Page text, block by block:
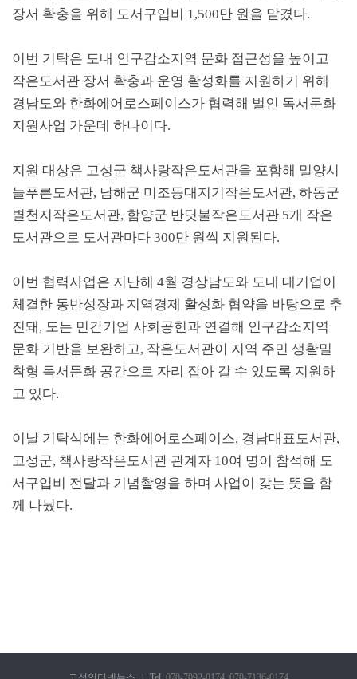
장서 확충을 위해 도서구입비 1,500만 원을 맡겼다.
이번 기탁은 도내 인구감소지역 문화 접근성을 높이고
작은도서관 장서 확충과 운영 활성화를 지원하기 위해
경남도와 한화에어로스페이스가 협력해 벌인 독서문화
지원사업 가운데 하나이다.
지원 대상은 고성군 책사랑작은도서관을 포함해 밀양시
늘푸른도서관, 남해군 미조등대지기작은도서관, 하동군
별천지작은도서관, 함양군 반딧불작은도서관 5개 작은
도서관으로 도서관마다 300만 원씩 지원된다.
이번 협력사업은 지난해 4월 경상남도와 도내 대기업이
체결한 동반성장과 지역경제 활성화 협약을 바탕으로 추
진돼 , 도는 민간기업 사회공헌과 연결해 인구감소지역
문화 기반을 보완하고, 작은도서관이 지역 주민 생활밀
착형 독서문화 공간으로 자리 잡아 갈 수 있도록 지원하
고 있다.
이날 기탁식에는 한화에어로스페이스, 경남대표도서관,
고성군, 책사랑작은도서관 관계자 10여 명이 참석해 도
서구입비 전달과 기념촬영을 하며 사업이 갖는 뜻을 함
께 나눴다.